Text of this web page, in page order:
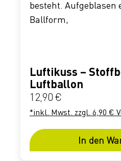
Luftikuss –
Luftballon
Regulärer Preis:
12,90 €
*inkl. Mwst. zzgl. 6,90 €
In den